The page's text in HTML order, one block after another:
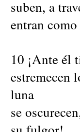
suben, a
entran
10 ¡Ante él
estremecen
luna
se